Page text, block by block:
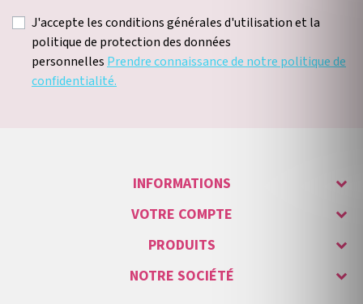
J'accepte les conditions générales d'utilisation et la
politique de protection des données
personnelles Prendre connaissance de notre politique de
confidentialité.
INFORMATIONS
VOTRE COMPTE
PRODUITS
NOTRE SOCIÉTÉ